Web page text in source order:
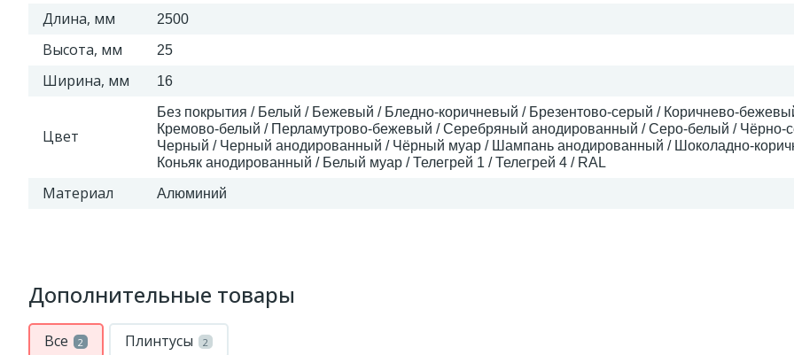
Длина, мм 2500
Высота, мм 25
Ширина, мм 16
Цвет
Без покрытия / Белый / Бежевый / Бледно-коричневый / Брезентово-серый / Коричнево-
Кремово-белый / Перламутрово-бежевый / Серебряный анодированный / Серо-белый / Чёрно-
Черный / Черный анодированный / Чёрный муар / Шампань анодированный / Шоколадно-
Коньяк анодированный / Белый муар / Телегрей 1 / Телегрей 4 / RAL
Материал Алюминий
Дополнительные товары
Все 2 Плинтусы 2